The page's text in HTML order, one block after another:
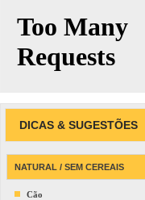
DICAS & SUGESTÕES
NATURAL / SEM CEREAIS
Cão